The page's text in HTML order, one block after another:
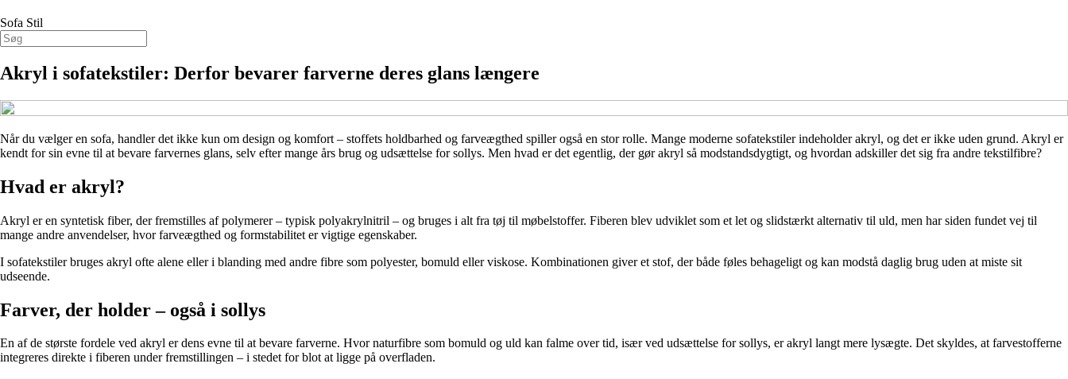
Sofa Stil
Akryl i sofatekstiler: Derfor bevarer farverne deres glans længere
Når du vælger en sofa, handler det ikke kun om design og komfort – stoffets holdbarhed og farveægthed spiller også en stor rolle. Mange moderne sofatekstiler indeholder akryl, og det er ikke uden grund. Akryl er
kendt for sin evne til at bevare farvernes glans, selv efter mange års brug og udsættelse for sollys. Men hvad er det egentlig, der gør akryl så modstandsdygtigt, og hvordan adskiller det sig fra andre tekstilfibre?
Hvad er akryl?
Akryl er en syntetisk fiber, der fremstilles af polymerer – typisk polyakrylnitril – og bruges i alt fra tøj til møbelstoffer. Fiberen blev udviklet som et let og slidstærkt alternativ til uld, men har siden fundet vej til
mange andre anvendelser, hvor farveægthed og formstabilitet er vigtige egenskaber.
I sofatekstiler bruges akryl ofte alene eller i blanding med andre fibre som polyester, bomuld eller viskose. Kombinationen giver et stof, der både føles behageligt og kan modstå daglig brug uden at miste sit
udseende.
Farver, der holder – også i sollys
En af de største fordele ved akryl er dens evne til at bevare farverne. Hvor naturfibre som bomuld og uld kan falme over tid, især ved udsættelse for sollys, er akryl langt mere lysægte. Det skyldes, at farvestofferne
integreres direkte i fiberen under fremstillingen – i stedet for blot at ligge på overfladen.